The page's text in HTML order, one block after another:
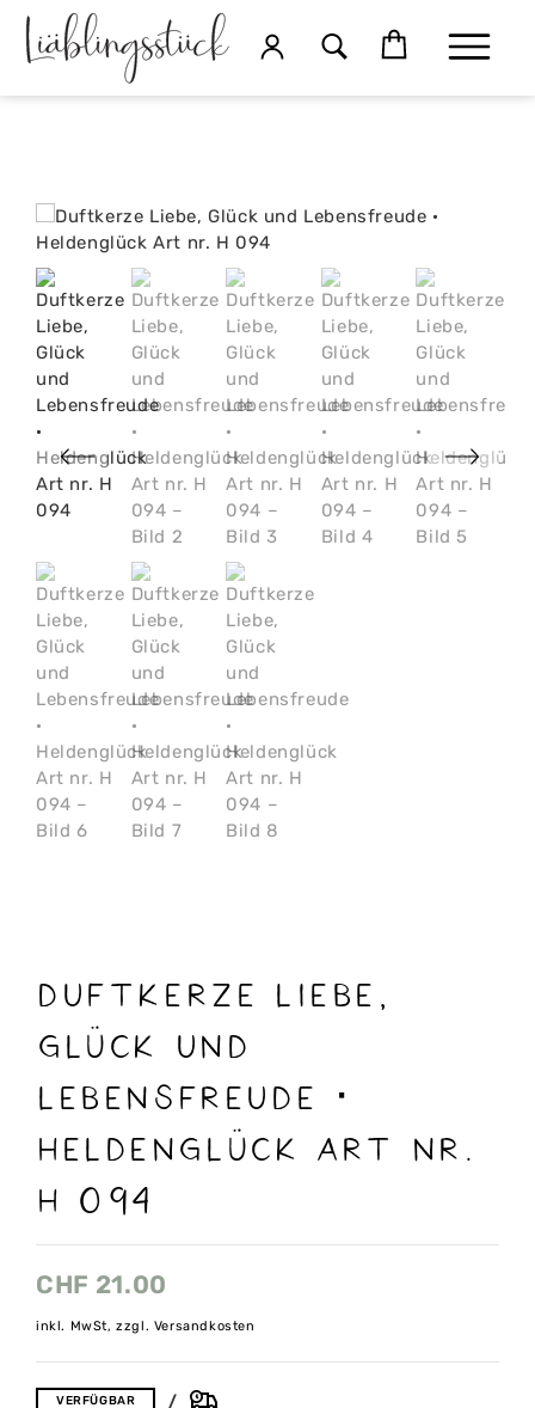
Duftkerze Liebe,
Glück und
Lebensfreude ·
Heldenglück Art nr.
H 094
CHF 21.00
inkl. MwSt, zzgl. Versandkosten
VERFÜGBAR